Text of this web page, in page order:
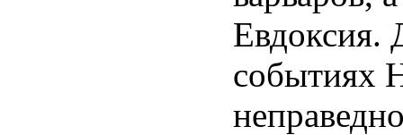
Евдоксия.
событиях